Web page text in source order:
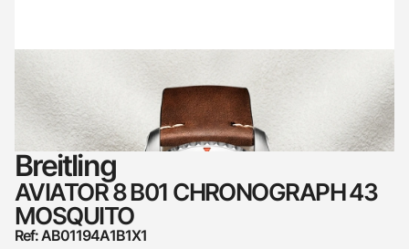
Breitling
AVIATOR 8 B01 CHRONOGRAPH 43
MOSQUITO
Ref: AB01194A1B1X1